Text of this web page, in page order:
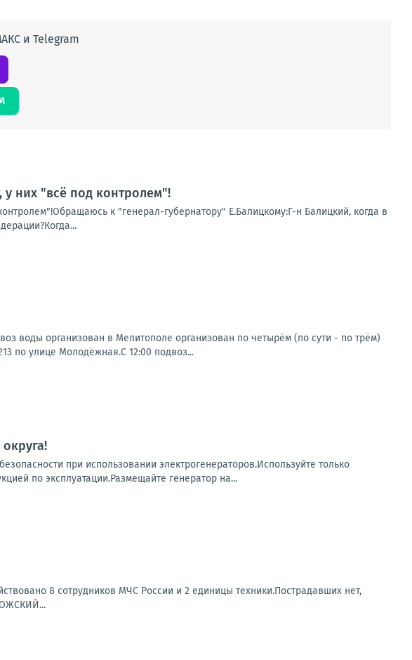
и Telegram
них "всё под контролем"!
к "генерал-губернатору" Е.Балицкому:Г-н Балицкий, когда в
воды организован в Мелитополе организован по четырём (по сути - по трём)
по улице Молодёжная.С 12:00 подвоз...
при использовании электрогенераторов.Используйте только
по эксплуатации.Размещайте генератор на...
8 сотрудников МЧС России и 2 единицы техники.Пострадавших нет,